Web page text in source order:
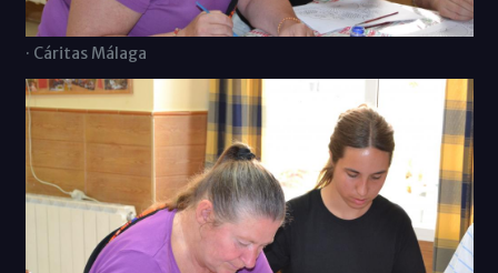
· Cáritas Málaga